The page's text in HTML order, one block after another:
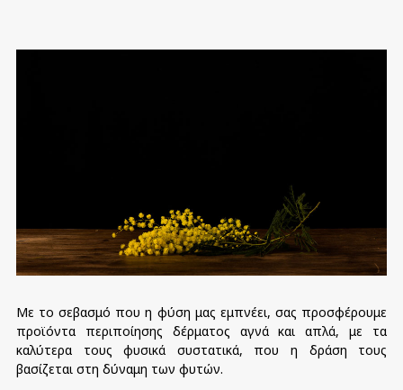
Με το σεβασμό που η φύση μας εμπνέει, σας προσφέρουμε
προϊόντα περιποίησης δέρματος αγνά και απλά, με τα
καλύτερα τους φυσικά συστατικά, που η δράση τους
βασίζεται στη δύναμη των φυτών.